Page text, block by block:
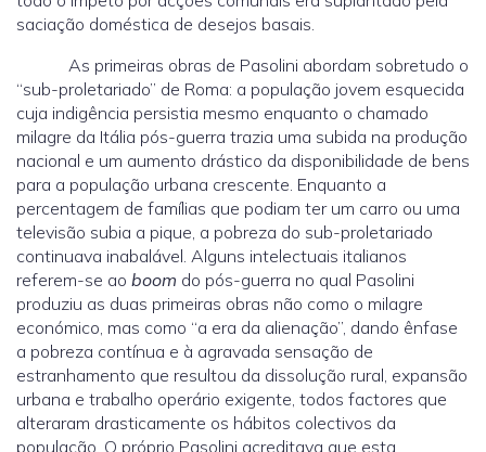
saciação doméstica de desejos basais.
As primeiras obras de Pasolini abordam sobretudo o
“sub-proletariado” de Roma: a população jovem esquecida
cuja indigência persistia mesmo enquanto o chamado
milagre da Itália pós-guerra trazia uma subida na produção
nacional e um aumento drástico da disponibilidade de bens
para a população urbana crescente. Enquanto a
percentagem de famílias que podiam ter um carro ou uma
televisão subia a pique, a pobreza do sub-proletariado
continuava inabalável. Alguns intelectuais italianos
referem-se ao boom do pós-guerra no qual Pasolini
produziu as duas primeiras obras não como o milagre
económico, mas como “a era da alienação”, dando ênfase
a pobreza contínua e à agravada sensação de
estranhamento que resultou da dissolução rural, expansão
urbana e trabalho operário exigente, todos factores que
alteraram drasticamente os hábitos colectivos da
população. O próprio Pasolini acreditava que esta